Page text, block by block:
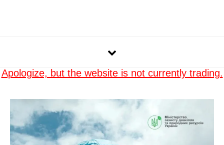
Apologize, but the website is not currently trading.